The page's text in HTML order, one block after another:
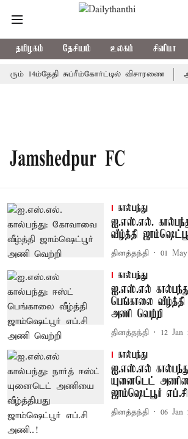
தமிழகம் தேசியம் உலகம் சினிமா
14ம்தேதி சுப்ரீம்கோர்ட்டில் விசாரணை
Jamshedpur FC
கால்பந்து
ஐ.எஸ்.எல்.
வீழ்த்தி
தினத்தந்தி 01
கால்பந்து
ஐ.எஸ்.எல்
பெங்காலை வீழ்த்தி
அணி வெற்றி
தினத்தந்தி 12 Jan
கால்பந்து
ஐ.எஸ்.எல்
யுனைடெட்
ஜாம்ஷெட்பூர்
தினத்தந்தி 06 Jan